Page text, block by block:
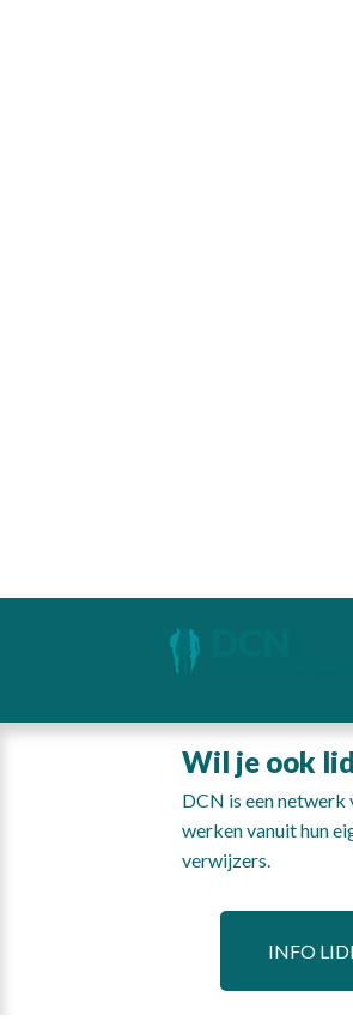
Wil je ook
DCN is een
werken vanuit hun
verwijzers.
INFO